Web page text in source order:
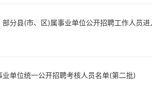
分县(市、区)属事业单位公开招聘工作人员进
单位统一公开招聘考核人员名单(第二批)